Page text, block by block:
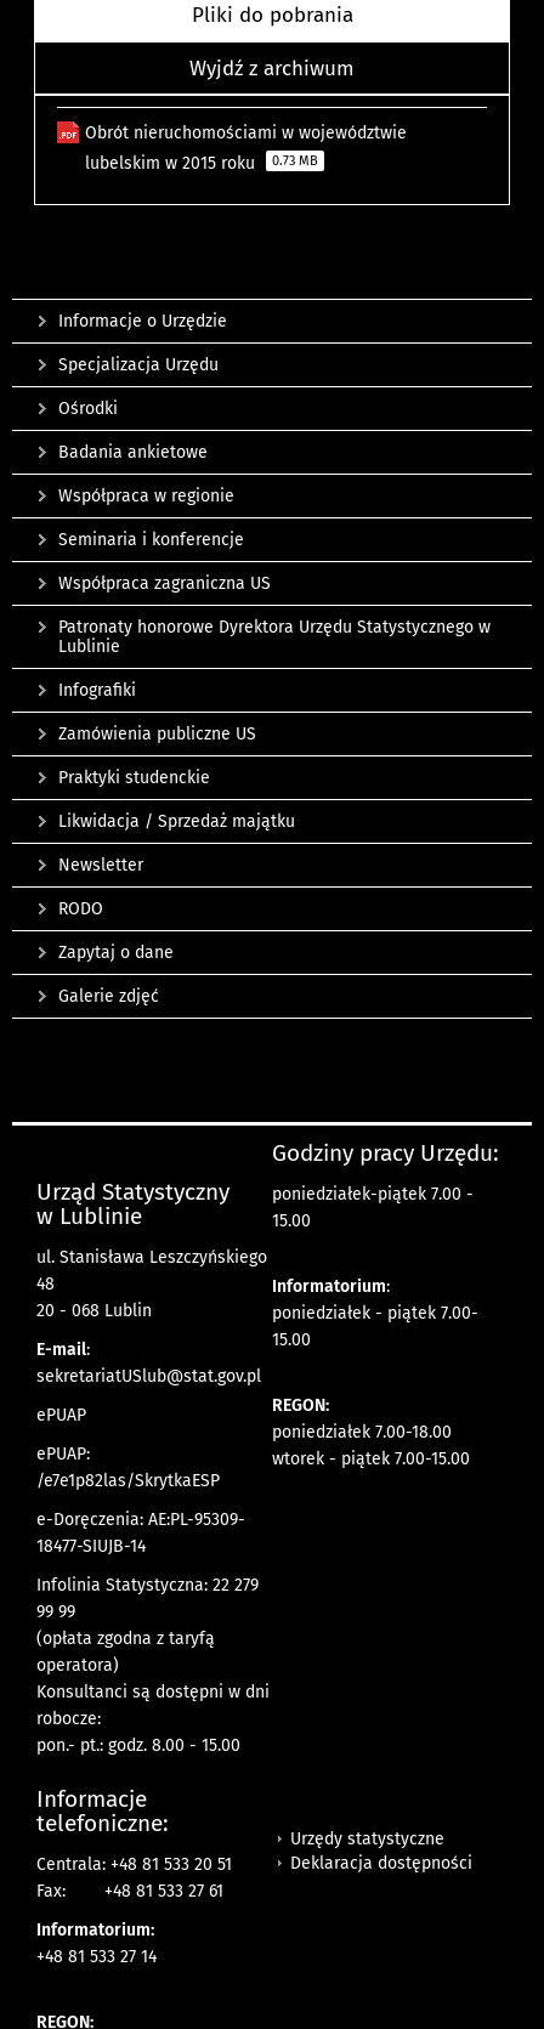
Pliki do pobrania
Wyjdź z archiwum
Obrót nieruchomościami w województwie
lubelskim w 2015 roku
0.73 MB
Informacje o Urzędzie
Specjalizacja Urzędu
Ośrodki
Badania ankietowe
Współpraca w regionie
Seminaria i konferencje
Współpraca zagraniczna US
Patronaty honorowe Dyrektora Urzędu Statystycznego w
Lublinie
Infografiki
Zamówienia publiczne US
Praktyki studenckie
Likwidacja / Sprzedaż majątku
Newsletter
RODO
Zapytaj o dane
Galerie zdjęć
Urząd Statystyczny
w Lublinie
ul. Stanisława Leszczyńskiego
48
20 - 068 Lublin
E-mail:
sekretariatUSlub@stat.gov.pl
ePUAP
ePUAP:
/e7e1p82las/SkrytkaESP
e-Doręczenia: AE:PL-95309-
18477-SIUJB-14
Infolinia Statystyczna: 22 279
99 99
(opłata zgodna z taryfą
operatora)
Konsultanci są dostępni w dni
robocze:
pon.- pt.: godz. 8.00 - 15.00
Godziny pracy Urzędu:
poniedziałek-piątek 7.00 -
15.00
Informatorium:
poniedziałek - piątek 7.00-
15.00
REGON:
poniedziałek 7.00-18.00
wtorek - piątek 7.00-15.00
Informacje
telefoniczne:
Centrala: +48 81 533 20 51
Fax:
+48 81 533 27 61
Informatorium:
+48 81 533 27 14
REGON:
Urzędy statystyczne
Deklaracja dostępności